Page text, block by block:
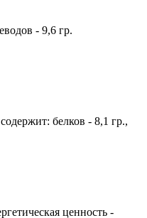
- 9,6 гр.
белков - 8,1 гр.,
ценность -